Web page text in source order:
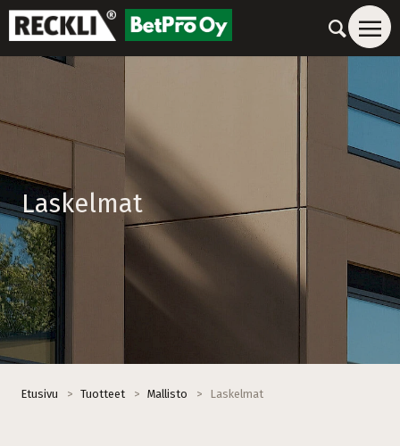
Laskelmat
Etusivu > Tuotteet > Mallisto > Laskelmat